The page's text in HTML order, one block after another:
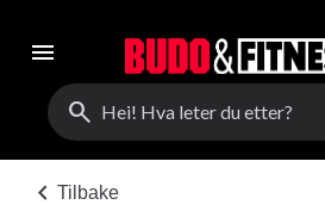
menu
search
chevron_left Tilbake